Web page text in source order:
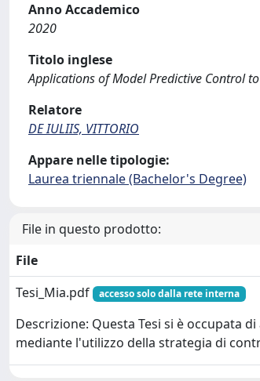
Anno Accademico
2020
Titolo inglese
Applications of Model Predictive Control
Relatore
DE IULIIS, VITTORIO
Appare nelle tipologie:
Laurea triennale (Bachelor's Degree)
File in questo prodotto:
File
Tesi_Mia.pdf
accesso solo dalla rete interna
Descrizione: Questa Tesi si è occupata
mediante l'utilizzo della strategia di